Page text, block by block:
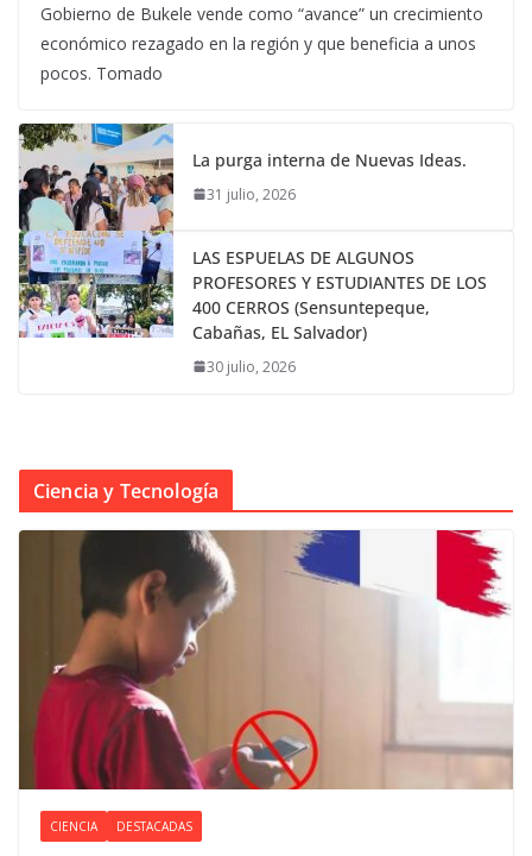
Gobierno de Bukele vende como “avance” un crecimiento
económico rezagado en la región y que beneficia a unos
pocos. Tomado
La purga interna de Nuevas Ideas.
31 julio, 2026
LAS ESPUELAS DE ALGUNOS
PROFESORES Y ESTUDIANTES DE LOS
400 CERROS (Sensuntepeque,
Cabañas, EL Salvador)
30 julio, 2026
Ciencia y Tecnología
CIENCIA DESTACADAS